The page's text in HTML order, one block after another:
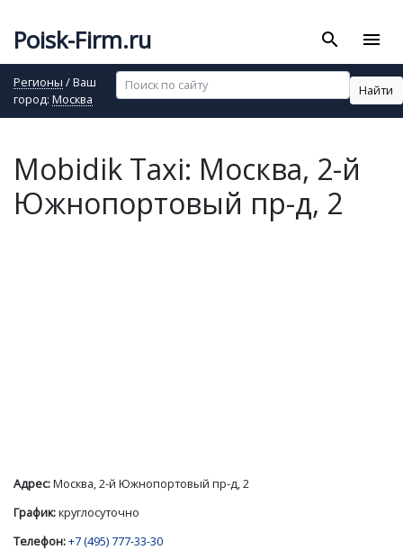
Poisk-Firm.ru search menu
Регионы / Ваш
город: Москва
Найти
Mobidik Taxi: Москва, 2-й
Южнопортовый пр-д, 2
Адрес:Москва, 2-й Южнопортовый пр-д, 2
График:круглосуточно
Телефон:+7 (495) 777-33-30